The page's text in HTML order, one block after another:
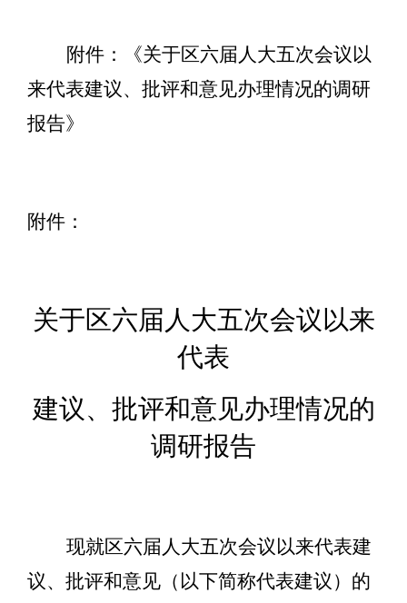
附件：《关于区六届人大五次会议以
来代表建议、批评和意见办理情况的调研
报告》
附件：
关于区六届人大五次会议以来
代表
建议、批评和意见办理情况的
调研报告
现就区六届人大五次会议以来代表建
议、批评和意见（以下简称代表建议）的